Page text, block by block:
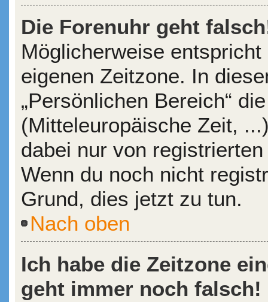
Die Forenuhr geht
Möglicherweise
eigenen Zeitzone. In
„Persönlichen Bereich“
(Mitteleuropäische Zeit,
dabei nur von
Wenn du noch nicht
Grund, dies jetzt zu tun.
Nach oben
Ich habe die Zeitzone
geht immer noch falsch!